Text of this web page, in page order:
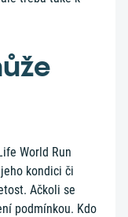
World Run
kondici či
Ačkoli se
podmínkou. Kdo